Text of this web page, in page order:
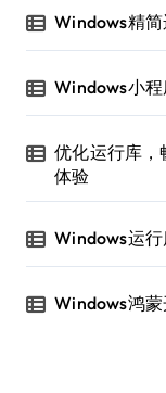
Windows精
Windows小
优化运行库
体验
Windows运
Windows鸿